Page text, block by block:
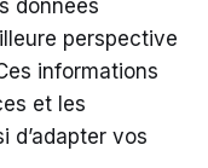
données
perspective
informations
et les
d’adapter vos